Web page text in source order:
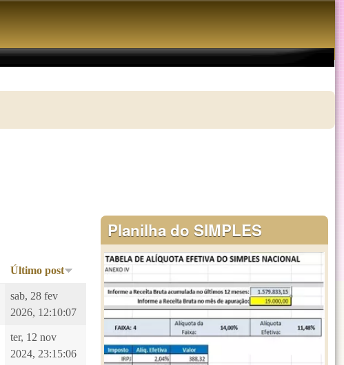
Último post
sab, 28 fev
2026, 12:10:07
ter, 12 nov
2024, 23:15:06
Planilha do SIMPLES